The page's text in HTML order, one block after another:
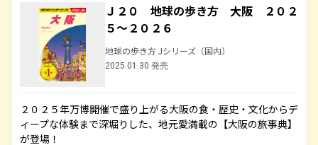
Ｊ２０ 地球の歩き方 大阪 ２０２
５～２０２６
地球の歩き方 Jシリーズ（国内）
2025.01.30 発売
２０２５年万博開催で盛り上がる大阪の食・歴史・文化からデ
ィープな体験まで深堀りした、地元愛満載の【大阪の旅事典】
が登場！